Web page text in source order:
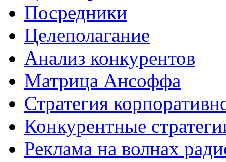
Посредники
Целеполагание
Анализ конкурентов
Матрица Ансоффа
Стратегия
Конкурентные
Реклама на волнах